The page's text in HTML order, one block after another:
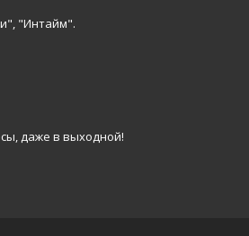
"Интайм".
даже в выходной!